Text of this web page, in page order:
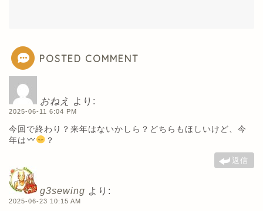
POSTED COMMENT
おねえ より:
2025-06-11 6:04 PM
今回で終わり？来年はないかしら？どちらもほしいけど、今
年は
？
返信
g3sewing より:
2025-06-23 10:15 AM